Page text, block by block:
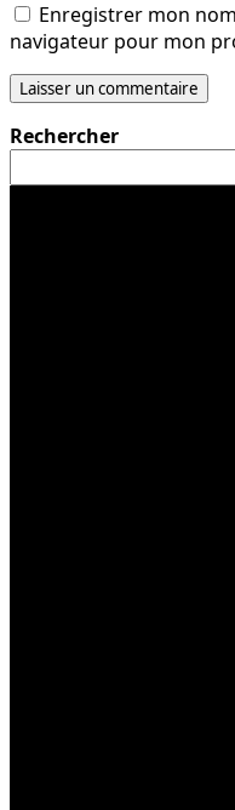
Enregistrer mon
navigateur pour mon
Rechercher